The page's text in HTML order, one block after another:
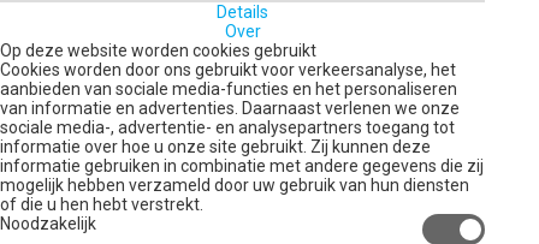
Details
Over
Op deze website worden cookies gebruikt
Cookies worden door ons gebruikt voor verkeersanalyse, het
aanbieden van sociale media-functies en het personaliseren
van informatie en advertenties. Daarnaast verlenen we onze
sociale media-, advertentie- en analysepartners toegang tot
informatie over hoe u onze site gebruikt. Zij kunnen deze
informatie gebruiken in combinatie met andere gegevens die zij
mogelijk hebben verzameld door uw gebruik van hun diensten
of die u hen hebt verstrekt.
Noodzakelijk